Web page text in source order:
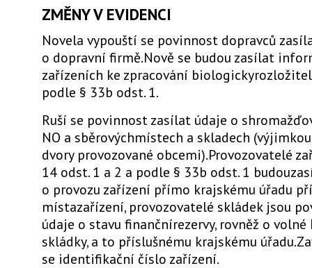
ZMĚNY V EVIDENCI
Novela vypouští se povinnost dopravců
o dopravní firmě.Nově se budou zasílat
zařízeních ke zpracování
podle § 33b odst. 1.
Ruší se povinnost zasílat údaje o
NO a sběrovýchmístech a skladech
dvory provozované obcemi).Provozovatelé
14 odst. 1 a 2 a podle § 33b odst. 1
o provozu zařízení přímo krajskému úřadu
místazařízení, provozovatelé skládek jsou
údaje o stavu finančnírezervy, rovněž o
skládky, a to příslušnému krajskému
se identifikační číslo zařízení.